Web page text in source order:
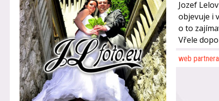
Jozef
objevuje i
o to
Vřele
web partnera